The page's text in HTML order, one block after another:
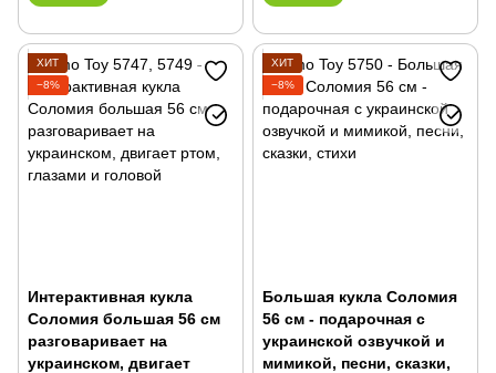
ХИТ
−8%
Интерактивная кукла
Соломия большая 56 см
разговаривает на
украинском, двигает
ХИТ
−8%
Большая кукла Соломия
56 см - подарочная с
украинской озвучкой и
мимикой, песни, сказки,